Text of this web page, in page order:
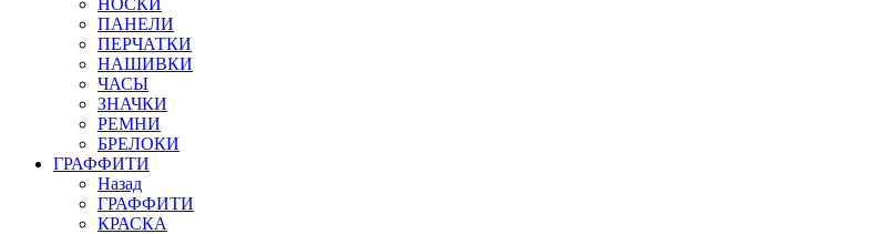
НОСКИ
ПАНЕЛИ
ПЕРЧАТКИ
НАШИВКИ
ЧАСЫ
ЗНАЧКИ
РЕМНИ
БРЕЛОКИ
ГРАФФИТИ
Назад
ГРАФФИТИ
КРАСКА